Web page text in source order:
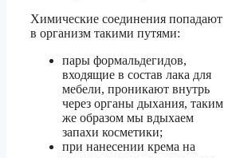
Химические соединения попадают
в организм такими путями:
пары формальдегидов,
входящие в состав лака для
мебели, проникают внутрь
через органы дыхания, таким
же образом мы вдыхаем
запахи косметики;
при нанесении крема на